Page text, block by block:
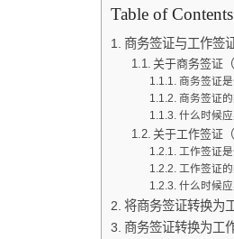
Table of Contents
商务签证与工作签
关于商务签证（
商务签证是
商务签证
什么时候应
关于工作签证（
工作签证是
工作签证
什么时候应
将商务签证转换为
商务签证转换为工